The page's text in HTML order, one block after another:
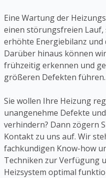
Eine Wartung der
einen störungsfreien Lauf,
erhöhte Energiebilanz
Darüber hinaus können
frühzeitig erkennen und
größeren Defekten führen.
Sie wollen Ihre Heizung
unangenehme Defekte
verhindern? Dann zögern
Kontakt zu uns auf. Wir
fachkundigen Know-how
Techniken zur Verfügung
Heizsystem optimal